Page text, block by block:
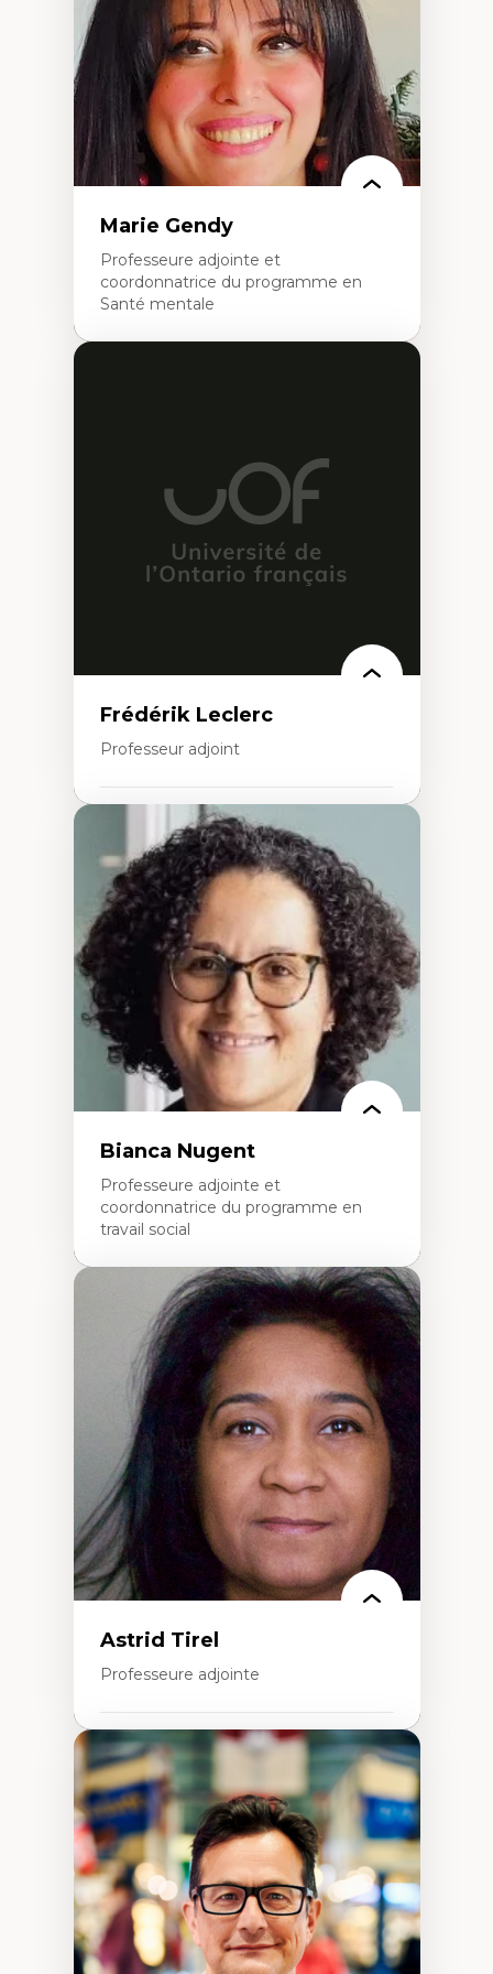
travers les données massives et l’IA
Recherche quantitative et qualitative sur
les auditoires médiatiques
Épistémologie des techniques de recherche
numérique et l’IA
Théorie des droits de la personne
La pensée politique d’Hannah Arendt
La pensée politique à l’ère numérique
Justice internationale et normes
internationales
Marie Gendy
Professeure adjointe et
coordonnatrice du programme en
Santé mentale
Développement de protocoles d'essais
cliniques
Collaboration interfonctionnelle
Leadership en recherche clinique
Développement de cadres politiques
Collaboration avec des entreprises
pharmaceutiques
Frédérik Leclerc
Professeur adjoint
Expertises
Théories et pratiques de l’urbanisme
Urbanisme durable
Histoire de l’urbanisme
Théories sur la
territorialité/territorialisation
Bianca Nugent
Professeure adjointe et
coordonnatrice du programme en
travail social
Expertises
Travail social, action et justice sociale
Fondements de l’intervention et des
nouvelles pratiques en travail social et en
éducation inclusive
Minorités linguistiques, offre active et
francophonie plurielle en contexte
linguistique minoritaire
Études critiques sur le handicap, la
neurodiversité, l'agentivité et les injustices
épistémiques
Intersectionnalité et réalités 2SLGBTQ+
Méthodes d’interventions et approches
antiraciste, décoloniale, anti-oppressive
Approche interculturelle critique
Pair-aidance, proche aidance, famille
choisie et soutien mutuel
familiale et interpersonnelle
Recherche participative avec, pour et avec
et centrée sur la primauté de la personne
Astrid Tirel
Professeure adjointe
Expertises
Art
Anti-discrimination
Décolonisation de l’enseignement, de la
recherche, des institutions administratives
et syndicales
Pluralisme épistémologique et
francophonie
Culture
Politiques culturelles
Vivre ensemble
Anti-racisme